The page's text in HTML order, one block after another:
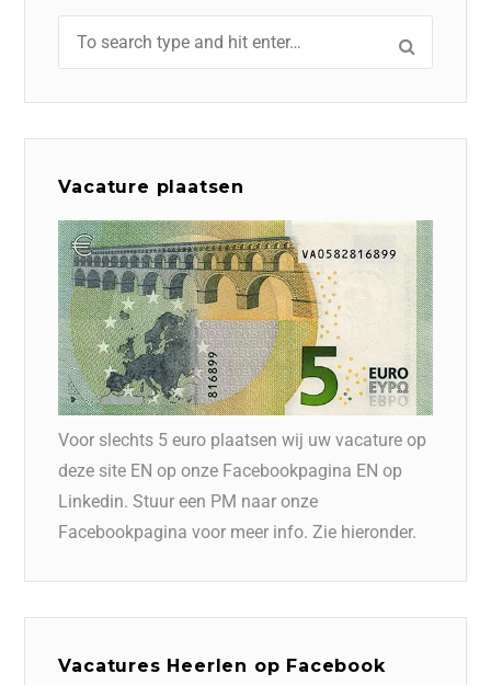
Vacature plaatsen
Voor slechts 5 euro plaatsen wij uw vacature op
deze site EN op onze Facebookpagina EN op
Linkedin. Stuur een PM naar onze
Facebookpagina voor meer info. Zie hieronder.
Vacatures Heerlen op Facebook